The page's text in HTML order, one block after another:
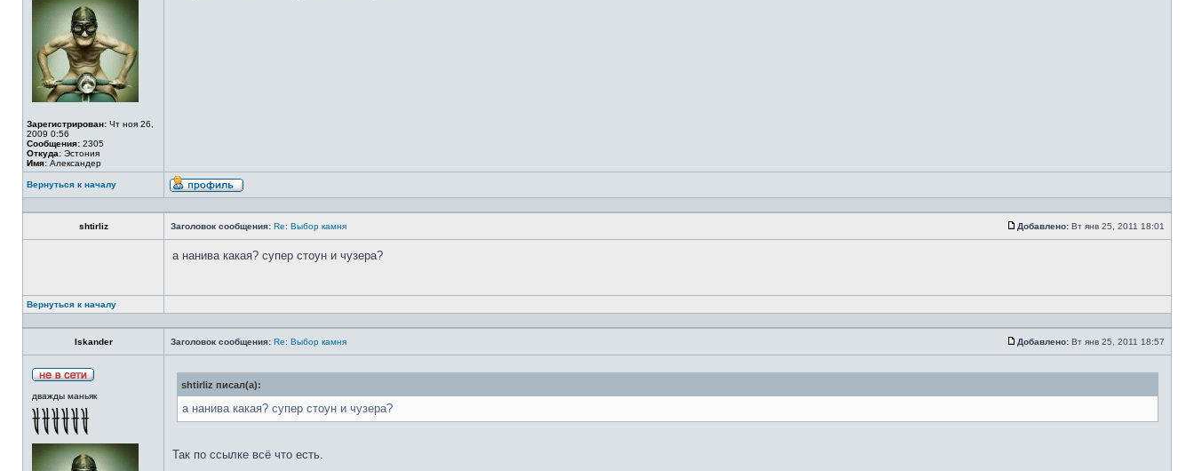
Зарегистрирован: Чт ноя 26,
2009 0:56
Сообщения: 2305
Откуда: Эстония
Имя: Александер
Вернуться к началу
shtirliz Заголовок сообщения: Re: Выбор камня Добавлено: Вт янв 25, 2011 18:01
а нанива какая? супер стоун и чузера?
Вернуться к началу
Iskander Заголовок сообщения: Re: Выбор камня Добавлено: Вт янв 25, 2011 18:57
дважды маньяк
shtirliz писал(а):
а нанива какая? супер стоун и чузера?
Так по ссылке всё что есть.